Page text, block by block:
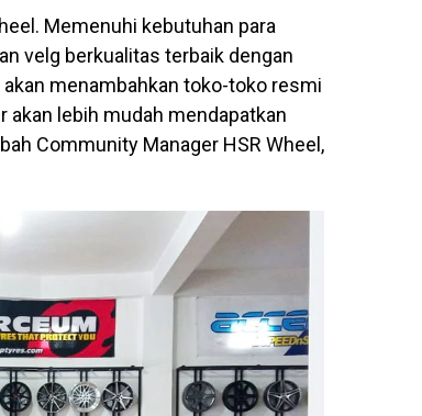
Memenuhi kebutuhan para
velg berkualitas terbaik dengan
menambahkan toko-toko resmi
akan lebih mudah mendapatkan
Community Manager HSR Wheel,